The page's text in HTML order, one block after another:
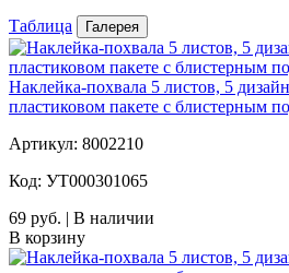
Таблица Галерея
Наклейка-похвала 5 листов, 5
пластиковом пакете с блистерным
Артикул: 8002210
Код: УТ000301065
69 руб. | В наличии
В корзину